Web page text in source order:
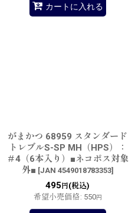
カートに入れる
がまかつ 68959 スタンダード
トレブルS-SP MH（HPS）：
＃4（6本入り）■ネコポス対象
外■ [JAN 4549018783353]
495 円(税込)
希望小売価格: 550円